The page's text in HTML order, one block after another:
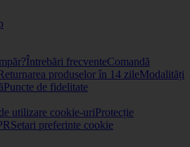
Întrebări frecventeComandă
produselor în 14 zileModalități
Puncte de fidelitate
utilizare cookie-uriProtecție
Setari preferinte cookie